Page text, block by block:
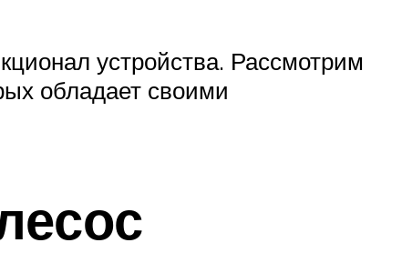
устройства. Рассмотрим
обладает своими